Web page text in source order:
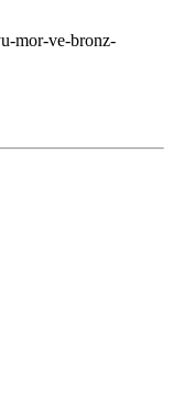
mor-ve-bronz-